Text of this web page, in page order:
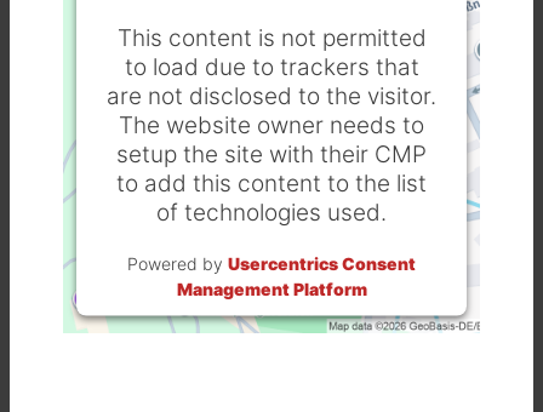
This content is not permitted
to load due to trackers that
are not disclosed to the visitor.
The website owner needs to
setup the site with their CMP
to add this content to the list
of technologies used.
Powered by Usercentrics Consent
Management Platform